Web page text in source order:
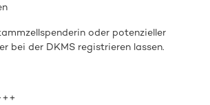
oder potenzieller
bei der DKMS registrieren lassen.